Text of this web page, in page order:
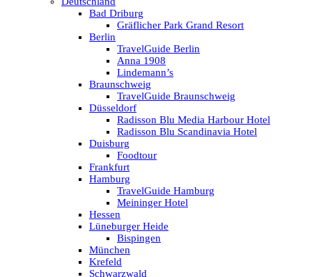
Bad Driburg
Gräflicher Park Grand Resort
Berlin
TravelGuide Berlin
Anna 1908
Lindemann’s
Braunschweig
TravelGuide Braunschweig
Düsseldorf
Radisson Blu Media Harbour Hotel
Radisson Blu Scandinavia Hotel
Duisburg
Foodtour
Frankfurt
Hamburg
TravelGuide Hamburg
Meininger Hotel
Hessen
Lüneburger Heide
Bispingen
München
Krefeld
Schwarzwald